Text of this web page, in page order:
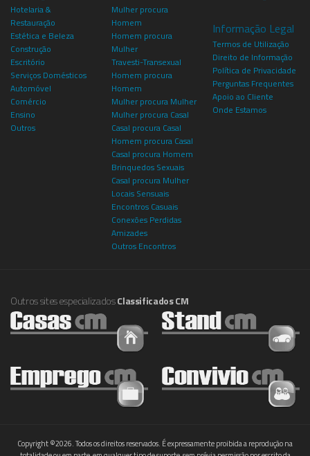
Hotelaria &
Restauração
Estética e Beleza
Construção
Escritório
Serviços Domésticos
Automóvel
Comércio
Ensino
Outros
Mulher procura
Homem
Homem procura
Mulher
Travesti-Transexual
Homem procura
Homem
Mulher procura Mulher
Mulher procura Casal
Casal procura Casal
Homem procura Casal
Casal procura Homem
Brinquedos Sexuais
Casal procura Mulher
Locais Sensuais
Encontros Casuais
Conexões Perdidas
Amizades
Outros Encontros
Informação Legal
Termos de Utilização
Direito de Informação
Política de Privacidade
Perguntas Frequentes
Apoio ao Cliente
Onde Estamos
Outros sites especializadosClassificados CM
Copyright ©2026. Todos os direitos reservados. É expressamente proibida a reprodução na